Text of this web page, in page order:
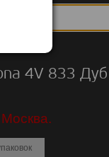
4V 833 Дуб